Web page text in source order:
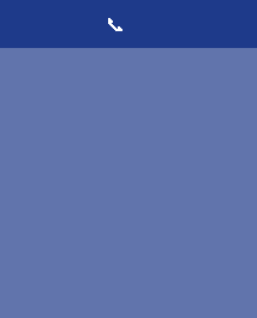
📞